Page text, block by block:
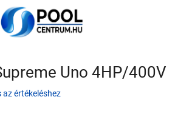
Uno 4HP/400V
az értékeléshez